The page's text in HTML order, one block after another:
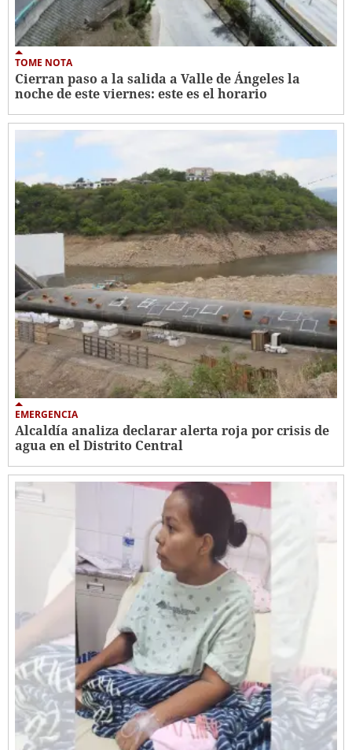
TOME NOTA
Cierran paso a la salida a Valle de Ángeles la
noche de este viernes: este es el horario
EMERGENCIA
Alcaldía analiza declarar alerta roja por crisis de
agua en el Distrito Central